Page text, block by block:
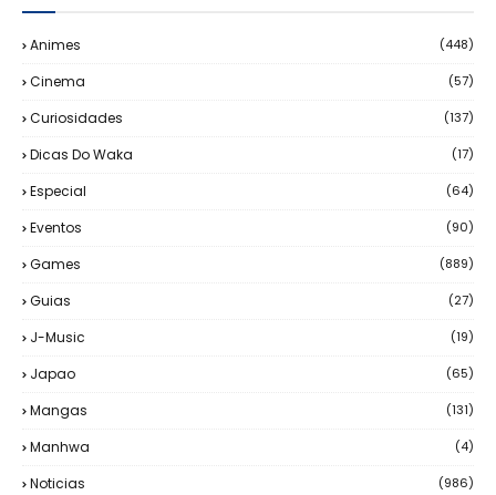
Animes (448)
Cinema (57)
Curiosidades (137)
Dicas Do Waka (17)
Especial (64)
Eventos (90)
Games (889)
Guias (27)
J-Music (19)
Japao (65)
Mangas (131)
Manhwa (4)
Noticias (986)